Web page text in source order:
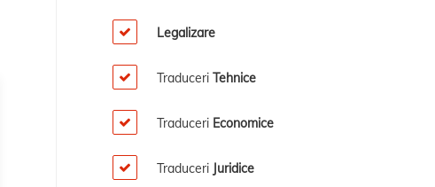
Legalizare
Traduceri Tehnice
Traduceri Economice
Traduceri Juridice